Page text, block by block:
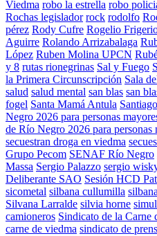
Viedma robo la estrella robo
Rochas legislador rock rodolfo
pérez Rody Cufre Rogelio
Aguirre Rolando Arrizabalaga
López Ruben Molina UPCN
y 8 rutas rionegrinas Sal y Fuego
la Primera Circunscripción Sala
salud salud mental san blas san
fogel Santa Mamá Antula
Negro 2026 para personas
de Río Negro 2026 para personas
secuestran droga en viedma
Grupo Pecom SENAF Río Negro
Massa Sergio Palazzo sergio
Deliberante SAO Sesión HCD
sicometal silbana cullumilla
Silvana Larralde silvia horne
camioneros Sindicato de la Carne
carne de viedma sindicato de